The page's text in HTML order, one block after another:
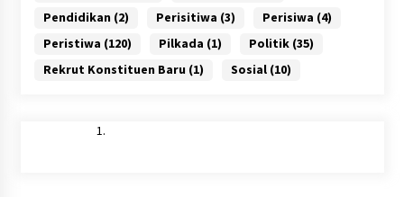
Pendidikan (2) Perisitiwa (3) Perisiwa (4)
Peristiwa (120) Pilkada (1) Politik(35)
Rekrut Konstituen Baru (1) Sosial(10)